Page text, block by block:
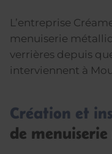
L’entreprise
menuiserie
verrières depuis
interviennent à
Création et
de